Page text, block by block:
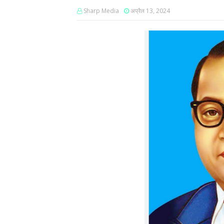
Sharp Media अप्रैल 13, 2024